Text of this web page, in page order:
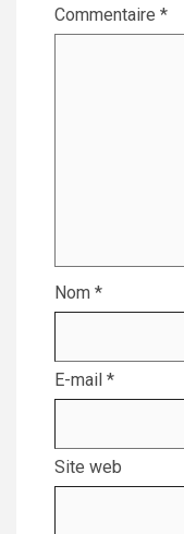
Commentaire *
Nom *
E-mail *
Site web